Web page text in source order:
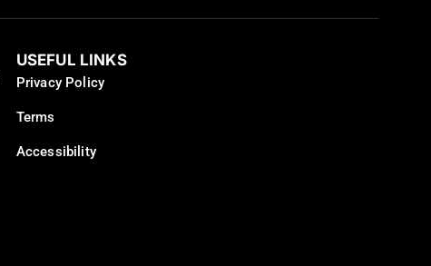
USEFUL LINKS
Privacy Policy
Terms
Accessibility